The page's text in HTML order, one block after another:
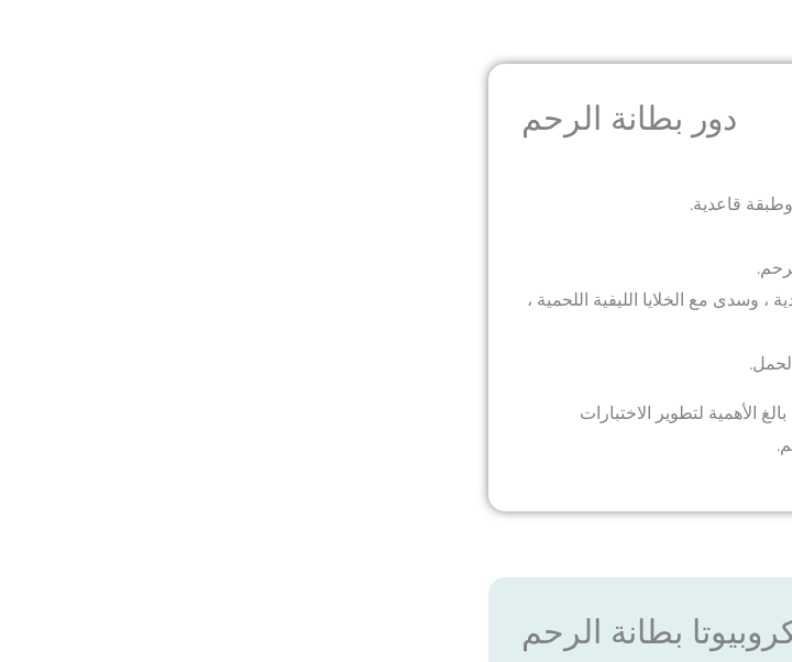
دور بطانة الرحم
قاعدية.
، وسدى مع الخلايا الليفية اللحمية ،
الأهمية لتطوير الاختبارات
بطانة الرحم